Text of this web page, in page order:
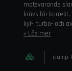
motsvarande
krävs för
kyl-, turbo- och
Läs mer
clamp-